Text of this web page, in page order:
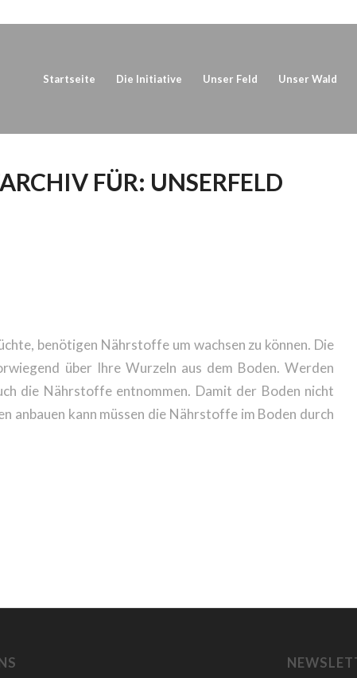
Startseite Die Initiative Unser Feld Unser Wald
FÜR: UNSERFELD
benötigen Nährstoffe um wachsen zu können. Die
über Ihre Wurzeln aus dem Boden. Werden
die Nährstoffe entnommen. Damit der Boden nicht
anbauen kann müssen die Nährstoffe im Boden durch